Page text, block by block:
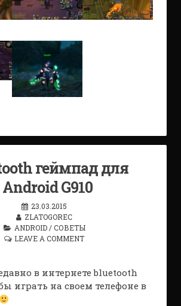
геймпад для
Android G910
23.03.2015
ZLATOGOREC
ANDROID/СОВЕТЫ
LEAVE A COMMENT
в интернете bluetooth
играть на своем телефоне в